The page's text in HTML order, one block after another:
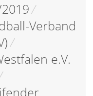
/
Verband
/
e.V.